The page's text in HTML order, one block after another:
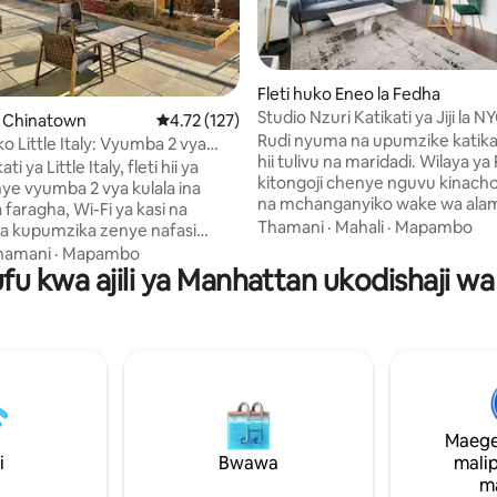
kati ya 5, tathmini 238
Ukadiriaji wa wastani wa 4.72 kati ya 5,
4.72 (127)
Little Italy: Vyumba 2 vya
Binafsi
ya Little Italy, fleti hii ya
vyumba 2 vya kulala ina
faragha, Wi-Fi ya kasi na
kupumzika zenye nafasi
bora cha biashara au usafiri.
kutoka kwenye mikahawa
ya kahawa, maduka ya
sitaha ya paa na ujionee
jiji katika mojawapo ya vitongoji
zaidi huko Manhattan.
· Mapambo
Fleti huko Eneo la Fedha
Studio Nzuri Katikati ya Jiji la
Rudi nyuma na upumzike
hii tulivu na maridadi. Wilaya ya
kitongoji chenye nguvu
na mchanganyiko wake wa
kihistoria, skyscrapers za
mchanganyiko wa maeneo ya
mapya, yenye maeneo
maeneo ya kihistoria, bustani
ufukweni na maeneo ya kulia
Thamani · Mahali · Mapambo
kwa ajili ya Manhattan ukodishaji
Bwawa